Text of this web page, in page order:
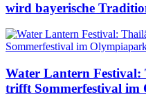
wird bayerische
Water Lantern
trifft Sommerfestival